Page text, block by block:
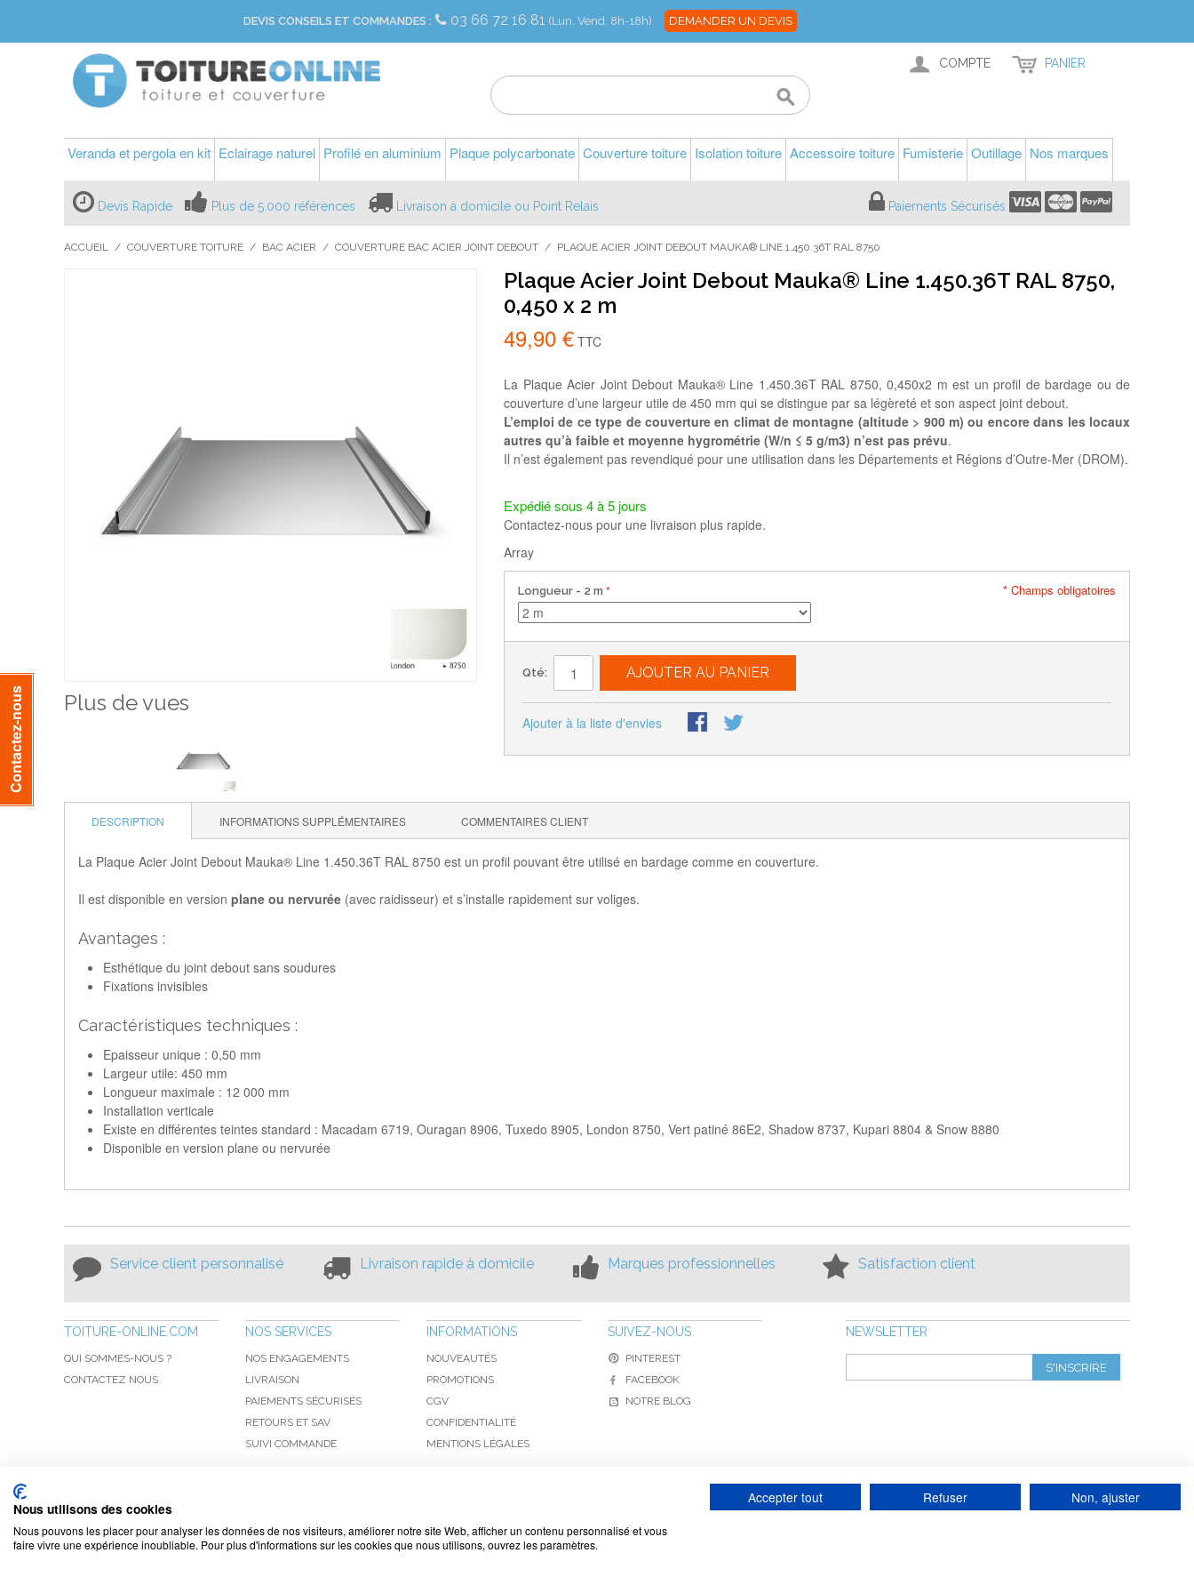
DEVIS CONSEILS ET COMMANDES : 03 66 72 16 81 (Lun. Vend. 8h-18h) DEMANDER UN DEVIS
COMPTE PANIER
Veranda et pergola en kit Eclairage naturel Profilé en aluminium Plaque polycarbonate Couverture toiture Isolation toiture Accessoire toiture Fumisterie Outillage Nos marques
Devis Rapide Plus de 5.000 références Livraison à domicile ou Point Relais Paiements Sécurisés
ACCUEIL / COUVERTURE TOITURE / BAC ACIER / COUVERTURE BAC ACIER JOINT DEBOUT / PLAQUE ACIER JOINT DEBOUT MAUKA® LINE 1.450.36T RAL 8750
Plus de vues
Plaque Acier Joint Debout Mauka® Line 1.450.36T RAL 8750,
0,450 x 2 m
49,90 € TTC
La Plaque Acier Joint Debout Mauka® Line 1.450.36T RAL 8750, 0,450x2 m est un profil de bardage ou de
couverture d’une largeur utile de 450 mm qui se distingue par sa légèreté et son aspect joint debout.
L’emploi de ce type de couverture en climat de montagne (altitude > 900 m) ou encore dans les locaux
autres qu’à faible et moyenne hygrométrie (W/n ≤ 5 g/m3) n’est pas prévu.
Il n’est également pas revendiqué pour une utilisation dans les Départements et Régions d’Outre-Mer (DROM).
Expédié sous 4 à 5 jours
Contactez-nous pour une livraison plus rapide.
Array
Longueur - 2 m * Champs obligatoires
Qté: AJOUTER AU PANIER
Ajouter à la liste d'envies
DESCRIPTION INFORMATIONS SUPPLÉMENTAIRES COMMENTAIRES CLIENT
La Plaque Acier Joint Debout Mauka® Line 1.450.36T RAL 8750 est un profil pouvant être utilisé en bardage comme en couverture.
Il est disponible en version plane ou nervurée (avec raidisseur) et s’installe rapidement sur voliges.
Avantages :
Esthétique du joint debout sans soudures
Fixations invisibles
Caractéristiques techniques :
Epaisseur unique : 0,50 mm
Largeur utile: 450 mm
Longueur maximale : 12 000 mm
Installation verticale
Existe en différentes teintes standard : Macadam 6719, Ouragan 8906, Tuxedo 8905, London 8750, Vert patiné 86E2, Shadow 8737, Kupari 8804 & Snow 8880
Disponible en version plane ou nervurée
Service client personnalisé Livraison rapide à domicile Marques professionnelles Satisfaction client
NEWSLETTER
S'INSCRIRE
TOITURE-ONLINE.COM
QUI SOMMES-NOUS ?
CONTACTEZ NOUS
NOS SERVICES
NOS ENGAGEMENTS
LIVRAISON
PAIEMENTS SÉCURISÉS
RETOURS ET SAV
SUIVI COMMANDE
INFORMATIONS
NOUVEAUTÉS
PROMOTIONS
CGV
CONFIDENTIALITÉ
MENTIONS LÉGALES
SUIVEZ-NOUS
PINTEREST
FACEBOOK
NOTRE BLOG
Contactez-nous
Nous utilisons des cookies
Nous pouvons les placer pour analyser les données de nos visiteurs, améliorer notre site Web, afficher un contenu personnalisé et vous
faire vivre une expérience inoubliable. Pour plus d'informations sur les cookies que nous utilisons, ouvrez les paramètres.
Accepter tout Refuser Non, ajuster